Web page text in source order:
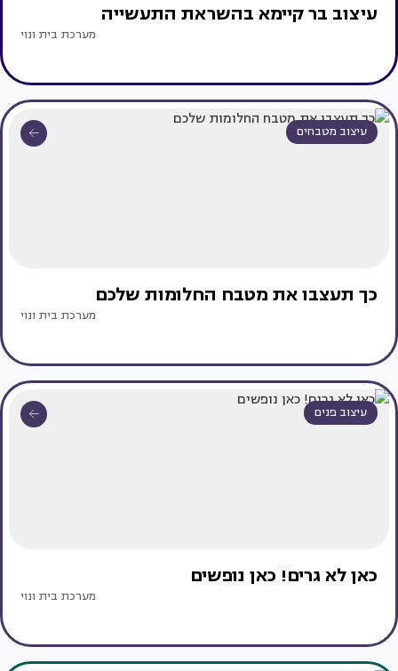
עיצוב בר קיימא בהשראת התעשייה
מערכת בית ונוי
עיצוב מטבחים
כך תעצבו את מטבח החלומות שלכם
מערכת בית ונוי
עיצוב פנים
כאן לא גרים! כאן נופשים
מערכת בית ונוי